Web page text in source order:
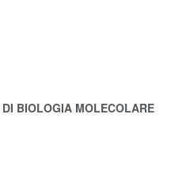
BIOLOGIA MOLECOLARE